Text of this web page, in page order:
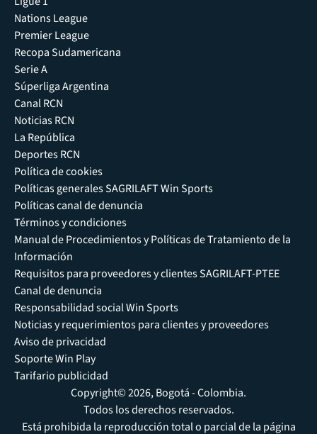
Nations League
Premier League
Recopa Sudamericana
Serie A
Súperliga Argentina
Canal RCN
Noticias RCN
La República
Deportes RCN
Política de cookies
Políticas generales SAGRILAFT Win Sports
Políticas canal de denuncia
Términos y condiciones
Manual de Procedimientos y Políticas de Tratamiento de la
Información
Requisitos para proveedores y clientes SAGRILAFT-PTEE
Canal de denuncia
Responsabilidad social Win Sports
Noticias y requerimientos para clientes y proveedores
Aviso de privacidad
Soporte Win Play
Tarifario publicidad
Copyright© 2026, Bogotá - Colombia.
Todos los derechos reservados.
Está prohibida la reproducción total o parcial de la página